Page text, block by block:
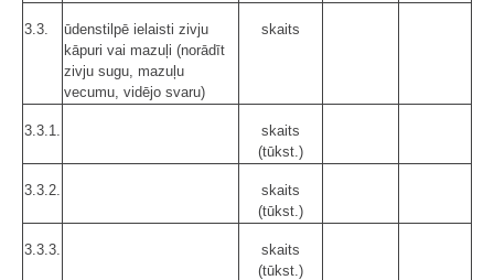
3.3.
ūdenstilpē ielaisti zivju
kāpuri vai mazuļi (norādīt
zivju sugu, mazuļu
vecumu, vidējo svaru)
skaits
3.3.1.
skaits
(tūkst.)
3.3.2.
skaits
(tūkst.)
3.3.3.
skaits
(tūkst.)